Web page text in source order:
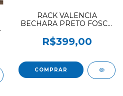
RACK VALENCIA
BECHARA PRETO FOSCO
R$399,00